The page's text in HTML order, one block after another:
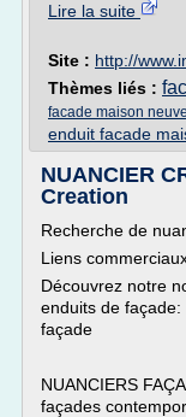
Lire la suite
Site : http://
Thèmes liés :
facade maison neuve
enduit facade
NUANCIER
Creation
Recherche de
Liens
Découvrez notre
enduits de
façade
NUANCIERS
façades